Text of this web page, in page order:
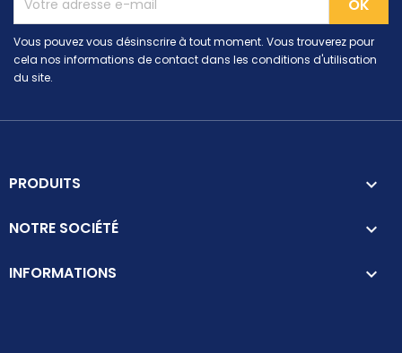
Vous pouvez vous désinscrire à tout moment. Vous trouverez pour
cela nos informations de contact dans les conditions d'utilisation
du site.
PRODUITS 
NOTRE SOCIÉTÉ 
INFORMATIONS keyboard_arrow_down